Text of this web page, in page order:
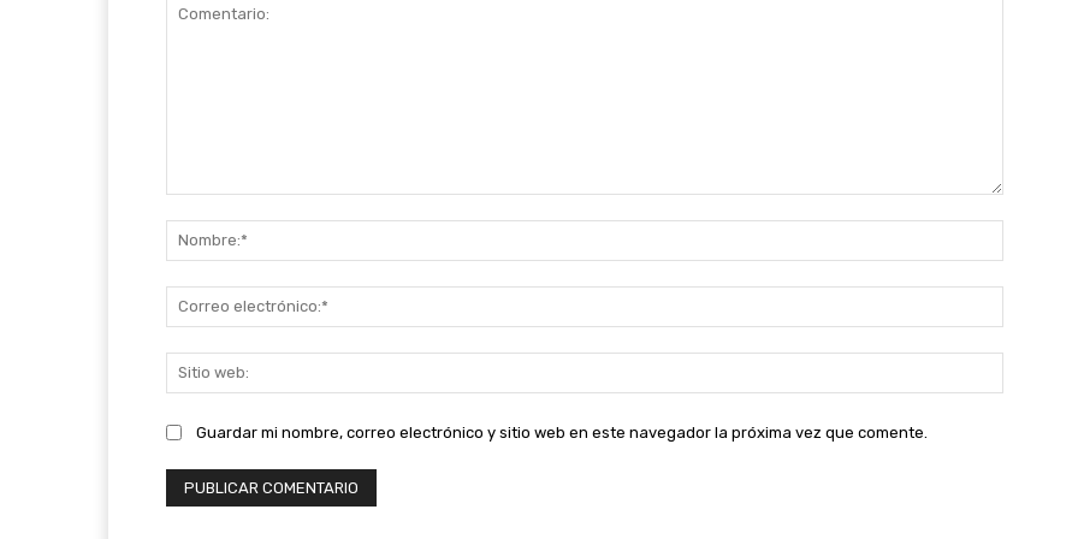
web:
Guardar mi nombre, correo electrónico y sitio web en este navegador la próxima vez que comente.